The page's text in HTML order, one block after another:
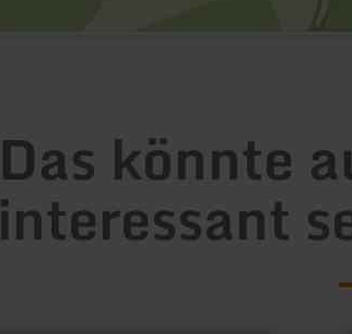
Das könnte
interessant